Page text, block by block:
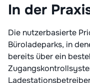
In der
Die nutzerbasierte
Büroladeparks, in
bereits über ein